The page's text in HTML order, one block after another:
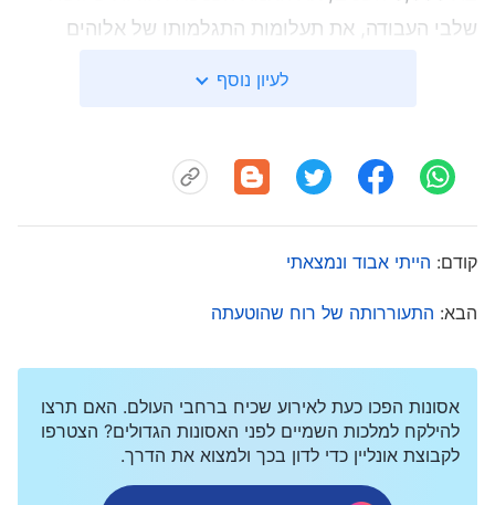
שלבי העבודה, את תעלומות התגלמותו של אלוהים
יכול. ככל שאני קורא יותר את דברי אלוהים, כך אני
הוא ישוע אדוננו שחזר ושאלוהים מופיע בפנינו! האח לי,
האח וואנג, האל הכול יכול וישוע אדוננו הם אותו אל.
לעבוד, אנשים רבים עזבו את בית המקדש כדי לנהות
אחריו. באותה תקופה, היו ללא ספק אנשים רבים שדנו
אותם לחומרה ואמרו שהם בגדו באל יהוה ושהם אשמים
לעיון נוסף
קודם: הייתי אבוד ונמצאתי
הבא: התעוררותה של רוח שהוטעתה
אסונות הפכו כעת לאירוע שכיח ברחבי העולם. האם תרצו
להילקח למלכות השמיים לפני האסונות הגדולים? הצטרפו
לקבוצת אונליין כדי לדון בכך ולמצוא את הדרך.